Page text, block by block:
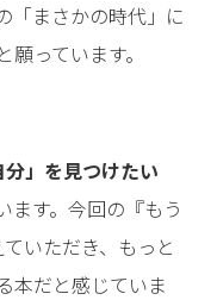
「まさかの時代」に
っています。
」を見つけたい
ます。今回の『もう
いただき、もっと
本だと感じていま